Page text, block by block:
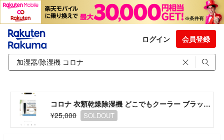
ログイン 会員登録
コロナ 衣類乾燥除湿機 どこでもクーラー ブラック CDM-10A3(K)
¥25,000
SOLDOUT